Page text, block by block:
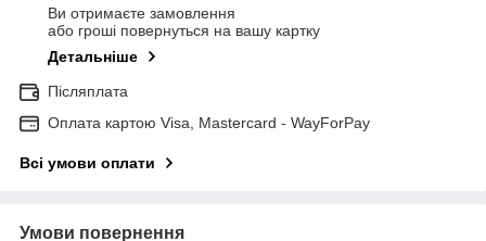
Ви отримаєте замовлення
або гроші повернуться на вашу картку
Детальніше
Післяплата
Оплата картою Visa, Mastercard - WayForPay
Всі умови оплати
Умови повернення